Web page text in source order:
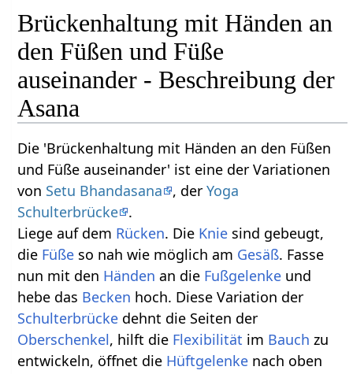
Brückenhaltung mit Händen an
den Füßen und Füße
auseinander - Beschreibung der
Asana
Die 'Brückenhaltung mit Händen an den Füßen
und Füße auseinander' ist eine der Variationen
von Setu Bhandasana , derYoga
Schulterbrücke .
Liege auf dem Rücken. Die Knie sind gebeugt,
die Füße so nah wie möglich am Gesäß. Fasse
nun mit den Händen an die Fußgelenke und
hebe das Becken hoch. Diese Variation der
Schulterbrücke dehnt die Seiten der
Oberschenkel, hilft die Flexibilität im Bauch zu
entwickeln, öffnet die Hüftgelenke nach oben